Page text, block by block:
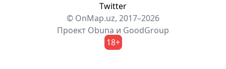
Twitter
© OnMap.uz, 2017–2026
Проект Obuna и GoodGroup
18+